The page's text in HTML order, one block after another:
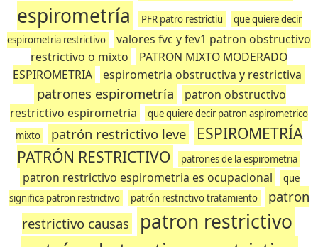
espirometría
PFR patro restrictiu
que quiere decir
espirometria restrictivo
valores fvc y fev1 patron obstructivo
restrictivo o mixto
PATRON MIXTO MODERADO
ESPIROMETRIA
espirometria obstructiva y restrictiva
patrones espirometría
patron obstructivo
restrictivo espirometria
que quiere decir patron aspirometrico
mixto
patrón restrictivo leve
ESPIROMETRÍA
PATRÓN RESTRICTIVO
patrones de la espirometria
patron restrictivo espirometria es ocupacional
que
significa patron restrictivo
patrón restrictivo tratamiento
patron
restrictivo causas
patron restrictivo